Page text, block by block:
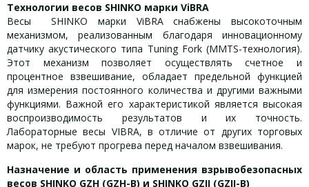
Технологии весов SHINKO марки ViBRA
Весы SHINKO марки ViBRA снабжены высокоточным
механизмом, реализованным благодаря инновационному
датчику акустического типа Tuning Fork (MMTS-технология).
Этот механизм позволяет осуществлять счетное и
процентное взвешивание, обладает предельной функцией
для измерения постоянного количества и другими важными
функциями. Важной его характеристикой является высокая
воспроизводимость результатов и их точность.
Лабораторные весы VIBRA, в отличие от других торговых
марок, не требуют прогрева перед началом взвешивания.
Назначение и область применения взрывобезопасных
весов SHINKO GZH (GZH-B) и SHINKO GZII (GZII-B)